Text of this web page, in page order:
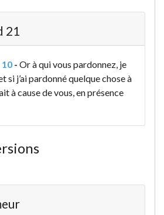
21
- Or à qui vous pardonnez, je
si j’ai pardonné quelque chose à
à cause de vous, en présence